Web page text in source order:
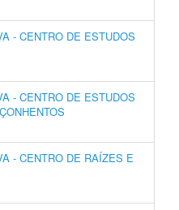
- CENTRO DE ESTUDOS
- CENTRO DE ESTUDOS
- CENTRO DE RAÍZES E